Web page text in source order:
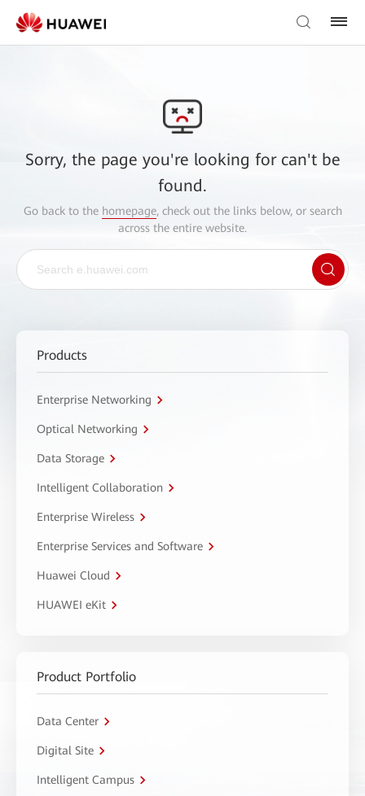
Sorry, the page you're looking for can't be
found.
Go back to the homepage, check out the links below, or search
across the entire website.
Products
Enterprise Networking
Optical Networking
Data Storage
Intelligent Collaboration
Enterprise Wireless
Enterprise Services and Software
Huawei Cloud
HUAWEI eKit
Product Portfolio
Data Center
Digital Site
Intelligent Campus